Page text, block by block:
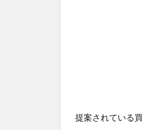
提案されている